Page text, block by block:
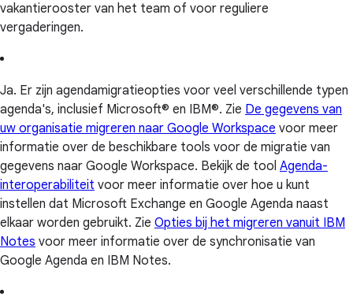
vakantierooster van het team of voor reguliere
vergaderingen.
Ja. Er zijn agendamigratieopties voor veel verschillende typen
agenda's, inclusief Microsoft® en IBM®. Zie De gegevens van
uw organisatie migreren naar Google Workspace voor meer
informatie over de beschikbare tools voor de migratie van
gegevens naar Google Workspace. Bekijk de tool Agenda-
interoperabiliteit voor meer informatie over hoe u kunt
instellen dat Microsoft Exchange en Google Agenda naast
elkaar worden gebruikt. Zie Opties bij het migreren vanuit IBM
Notes voor meer informatie over de synchronisatie van
Google Agenda en IBM Notes.